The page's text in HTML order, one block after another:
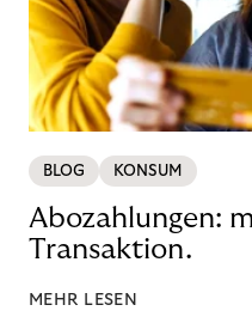
BLOG KONSUM
Abozahlungen:
Transaktion.
MEHR LESEN